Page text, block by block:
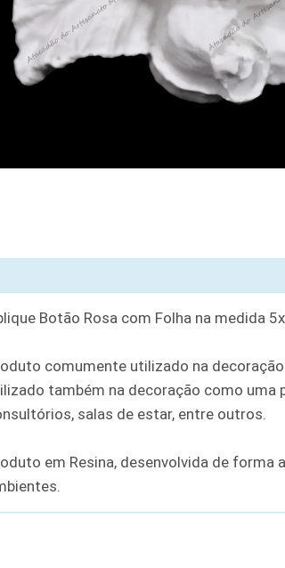
Botão Rosa com Folha na medida
comumente utilizado na
também na decoração como
salas de estar, entre outros.
em Resina, desenvolvida de